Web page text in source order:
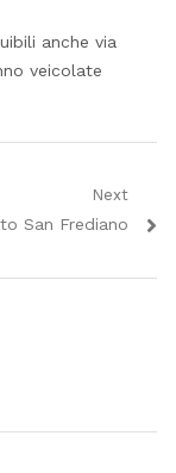
anche via
veicolate
Next
San Frediano